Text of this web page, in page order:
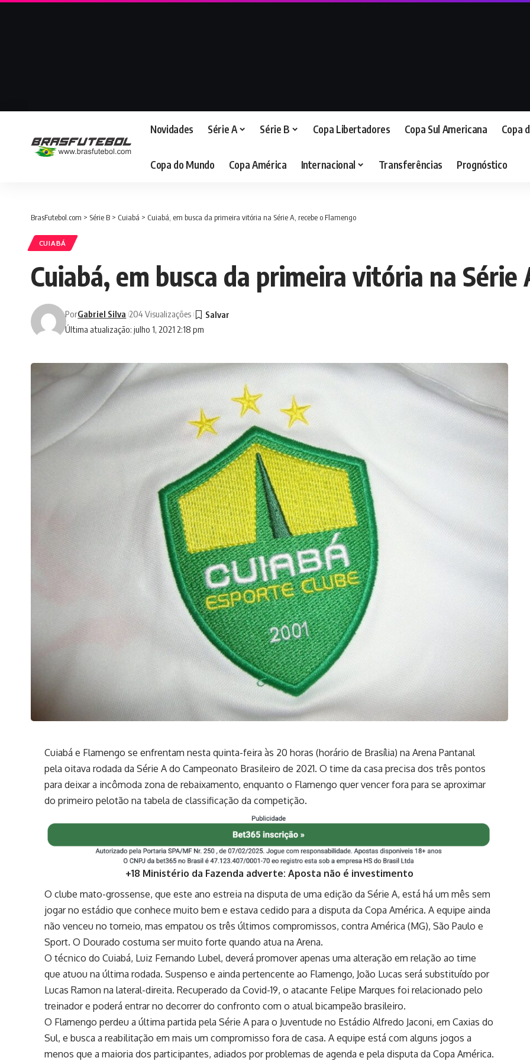
Novidades Série A Série B Copa Libertadores Copa Sul Americana Copa
Copa do Mundo Copa América Internacional Transferências Prognóstico
BrasFutebol.com > Série B > Cuiabá > Cuiabá, em busca da primeira vitória na Série A, recebe o Flamengo
CUIABÁ
Cuiabá, em busca da primeira vitória na Série
Última atualização: julho 1, 2021 2:18 pm
PorGabriel Silva 204 Visualizações
Cuiabá e Flamengo se enfrentam nesta quinta-feira às 20 horas (horário de Brasília) na Arena Pantanal
pela oitava rodada da Série A do Campeonato Brasileiro de 2021. O time da casa precisa dos três pontos
para deixar a incômoda zona de rebaixamento, enquanto o Flamengo quer vencer fora para se aproximar
do primeiro pelotão na tabela de classificação da competição.
+18 Ministério da Fazenda adverte: Aposta não é investimento
O clube mato-grossense, que este ano estreia na disputa de uma edição da Série A, está há um mês sem
jogar no estádio que conhece muito bem e estava cedido para a disputa da Copa América. A equipe ainda
não venceu no torneio, mas empatou os três últimos compromissos, contra América (MG), São Paulo e
Sport. O Dourado costuma ser muito forte quando atua na Arena.
O técnico do Cuiabá, Luiz Fernando Lubel, deverá promover apenas uma alteração em relação ao time
que atuou na última rodada. Suspenso e ainda pertencente ao Flamengo, João Lucas será substituído por
Lucas Ramon na lateral-direita. Recuperado da Covid-19, o atacante Felipe Marques foi relacionado pelo
treinador e poderá entrar no decorrer do confronto com o atual bicampeão brasileiro.
O Flamengo perdeu a última partida pela Série A para o Juventude no Estádio Alfredo Jaconi, em Caxias do
Sul, e busca a reabilitação em mais um compromisso fora de casa. A equipe está com alguns jogos a
menos que a maioria dos participantes, adiados por problemas de agenda e pela disputa da Copa América.